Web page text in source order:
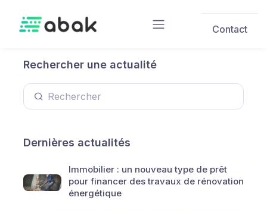
Contact
Rechercher une actualité
Dernières actualités
Immobilier : un nouveau type de prêt
pour financer des travaux de rénovation
énergétique